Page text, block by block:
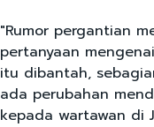
"Rumor pergantian
pertanyaan
itu dibantah,
ada perubahan
kepada wartawan di